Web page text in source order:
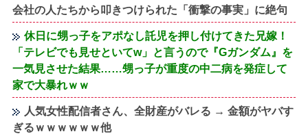
会社の人たちから叩きつけられた「衝撃の事実」に絶句
休日に甥っ子をアポなし託児を押し付けてきた兄嫁！
「テレビでも見せといてw」と言うので『Gガンダム』を
一気見させた結果……甥っ子が重度の中二病を発症して
家で大暴れｗｗ
人気女性配信者さん、全財産がバレる → 金額がヤバす
ぎるｗｗｗｗｗｗ他